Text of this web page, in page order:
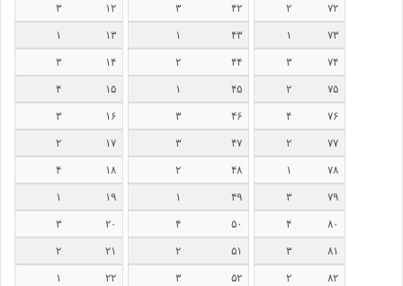
۱۲ ۳
۱۳ ۱
۱۴ ۳
۱۵ ۴
۱۶ ۳
۱۷ ۲
۱۸ ۴
۱۹ ۱
۲۰ ۳
۲۱ ۲
۲۲ ۱
۴۲ ۳
۴۳ ۱
۴۴ ۲
۴۵ ۱
۴۶ ۳
۴۷ ۳
۴۸ ۲
۴۹ ۱
۵۰ ۴
۵۱ ۲
۵۲ ۳
۷۲ ۲
۷۳ ۱
۷۴ ۳
۷۵ ۲
۷۶ ۴
۷۷ ۲
۷۸ ۱
۷۹ ۳
۸۰ ۴
۸۱ ۳
۸۲ ۲